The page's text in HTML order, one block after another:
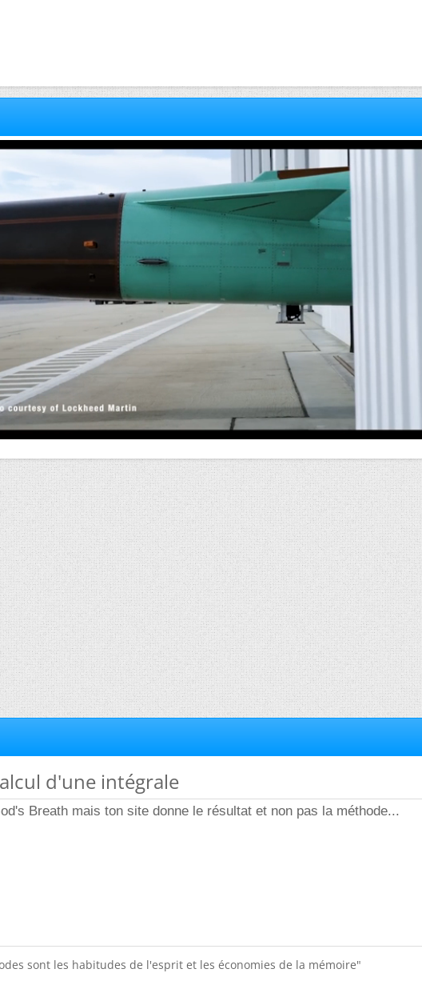
d'une intégrale
Breath mais ton site donne le résultat et non pas la méthode...
sont les habitudes de l'esprit et les économies de la mémoire"